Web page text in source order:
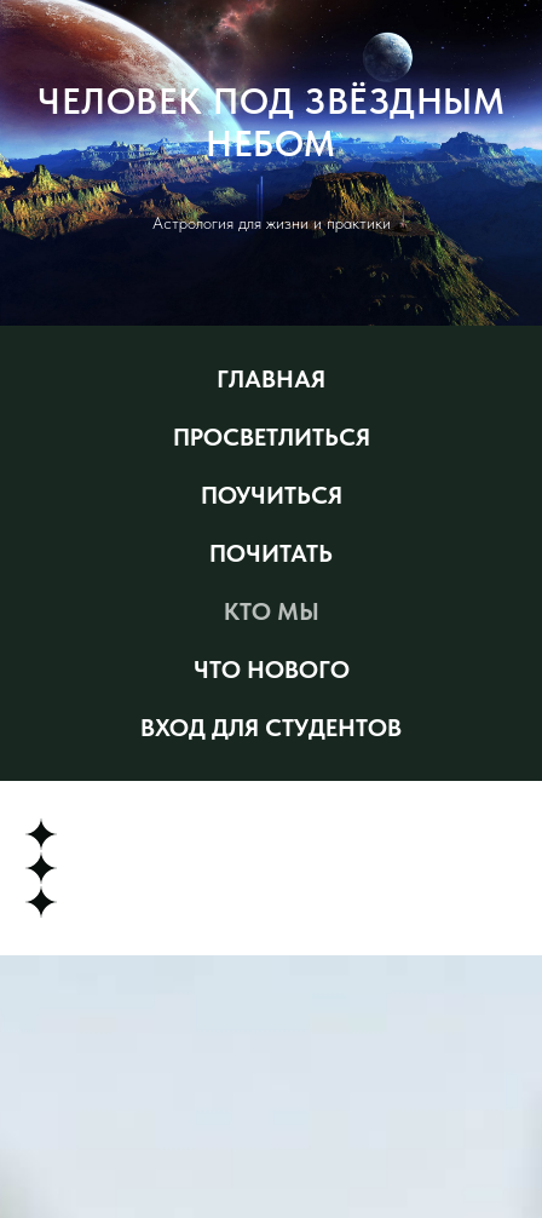
ЧЕЛОВЕК ПОД ЗВЁЗДНЫМ
НЕБОМ
Астрология для жизни и практики
ГЛАВНАЯ
ПРОСВЕТЛИТЬСЯ
ПОУЧИТЬСЯ
ПОЧИТАТЬ
КТО МЫ
ЧТО НОВОГО
ВХОД ДЛЯ СТУДЕНТОВ